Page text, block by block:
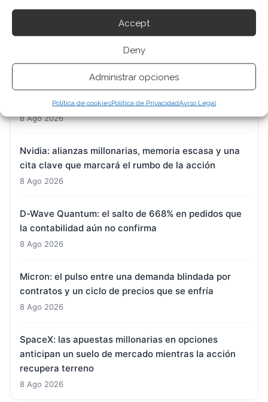
Accept
Deny
Administrar opciones
Política de cookiesPolítica de PrivacidadAviso Legal
ARTÍCULOS RECIENTES
BioNTech: el adiós de los fundadores y un recorte
de previsiones que marcan un punto de inflexión
8 Ago 2026
Nvidia: alianzas millonarias, memoria escasa y una
cita clave que marcará el rumbo de la acción
8 Ago 2026
D-Wave Quantum: el salto de 668% en pedidos que
la contabilidad aún no confirma
8 Ago 2026
Micron: el pulso entre una demanda blindada por
contratos y un ciclo de precios que se enfría
8 Ago 2026
SpaceX: las apuestas millonarias en opciones
anticipan un suelo de mercado mientras la acción
recupera terreno
8 Ago 2026